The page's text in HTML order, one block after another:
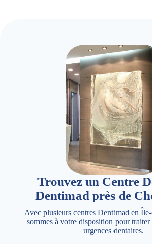
Trouvez un Centre
Dentimad près de
Avec plusieurs centres Dentimad en
sommes à votre disposition pour
urgences dentaires.